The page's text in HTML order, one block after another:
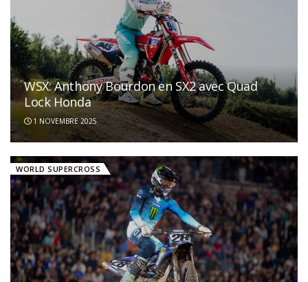
WSX: Anthony Bourdon en SX2 avec Quad
Lock Honda
1 NOVEMBRE 2025
WORLD SUPERCROSS